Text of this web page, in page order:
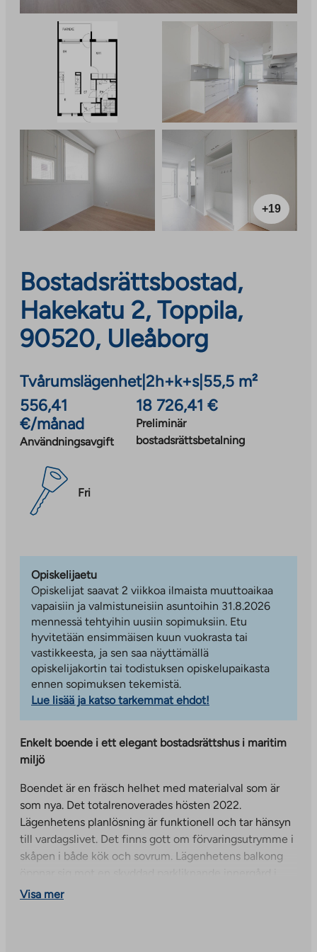
+19
Bostadsrättsbostad,
Hakekatu 2, Toppila,
90520, Uleåborg
Tvårumslägenhet|2h+k+s| 55,5 m²
556,41
€/månad
Användningsavgift
18 726,41 €
Preliminär
bostadsrättsbetalning
Fri
Opiskelijaetu
Opiskelijat saavat 2 viikkoa ilmaista muuttoaikaa
vapaisiin ja valmistuneisiin asuntoihin 31.8.2026
mennessä tehtyihin uusiin sopimuksiin. Etu
hyvitetään ensimmäisen kuun vuokrasta tai
vastikkeesta, ja sen saa näyttämällä
opiskelijakortin tai todistuksen opiskelupaikasta
ennen sopimuksen tekemistä.
Lue lisää ja katso tarkemmat ehdot!
Enkelt boende i ett elegant bostadsrättshus i maritim
miljö
Boendet är en fräsch helhet med materialval som är
som nya. Det totalrenoverades hösten 2022.
Lägenhetens planlösning är funktionell och tar hänsyn
till vardagslivet. Det finns gott om förvaringsutrymme i
skåpen i både kök och sovrum. Lägenhetens balkong
västerläge. Det finns också en lekplats på innergården.
Visa mer